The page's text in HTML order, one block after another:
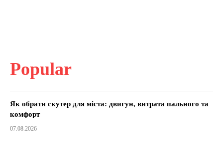
Popular
Як обрати скутер для міста: двигун, витрата пального та
комфорт
07.08.2026